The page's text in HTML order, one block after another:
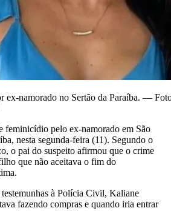
ex-namorado no Sertão da Paraíba. —
feminicídio pelo ex-namorado em São
nesta segunda-feira (11). Segundo o
o pai do suspeito afirmou que o crime
que não aceitava o fim do
à Polícia Civil, Kaliane
fazendo compras e quando iria entrar